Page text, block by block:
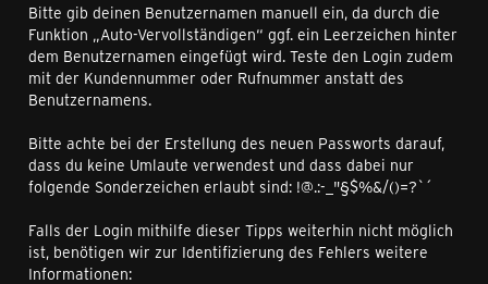
Bitte gib deinen Benutzernamen manuell ein, da durch die
Funktion „Auto-Vervollständigen“ ggf. ein Leerzeichen hinter
dem Benutzernamen eingefügt wird. Teste den Login zudem
mit der Kundennummer oder Rufnummer anstatt des
Benutzernamens.
Bitte achte bei der Erstellung des neuen Passworts darauf,
dass du keine Umlaute verwendest und dass dabei nur
folgende Sonderzeichen erlaubt sind: !@.:-_"§$%&/()=?`´
Falls der Login mithilfe dieser Tipps weiterhin nicht möglich
ist, benötigen wir zur Identifizierung des Fehlers weitere
Informationen: